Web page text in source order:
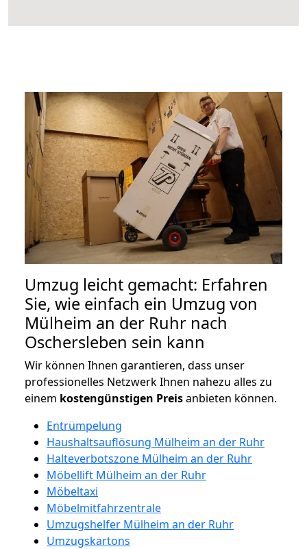
Umzug leicht gemacht: Erfahren
Sie, wie einfach ein Umzug von
Mülheim an der Ruhr nach
Oschersleben sein kann
Wir können Ihnen garantieren, dass unser
professionelles Netzwerk Ihnen nahezu alles zu
einem kostengünstigen Preisanbieten können.
Entrümpelung
Haushaltsauflösung Mülheim an der Ruhr
Halteverbotszone Mülheim an der Ruhr
Möbellift Mülheim an der Ruhr
Möbeltaxi
Möbelmitfahrzentrale
Umzugshelfer Mülheim an der Ruhr
Umzugskartons